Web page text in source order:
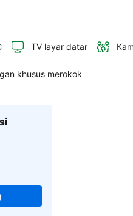
TV layar datar
khusus merokok